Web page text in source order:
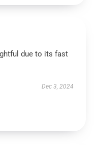
due to its fast
Dec 3, 2024